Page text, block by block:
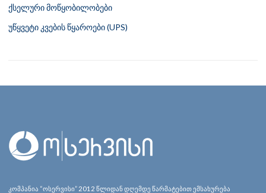
ქსელური მოწყობილობები
უწყვეტი კვების წყაროები (UPS)
კომპანია “ოსერვისი” 2012 წლიდან დღემდე წარმატებით ემსახურება